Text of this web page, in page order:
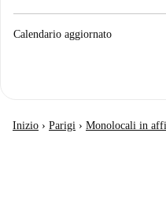
Calendario aggiornato
Inizio › Parigi › Monolocali in